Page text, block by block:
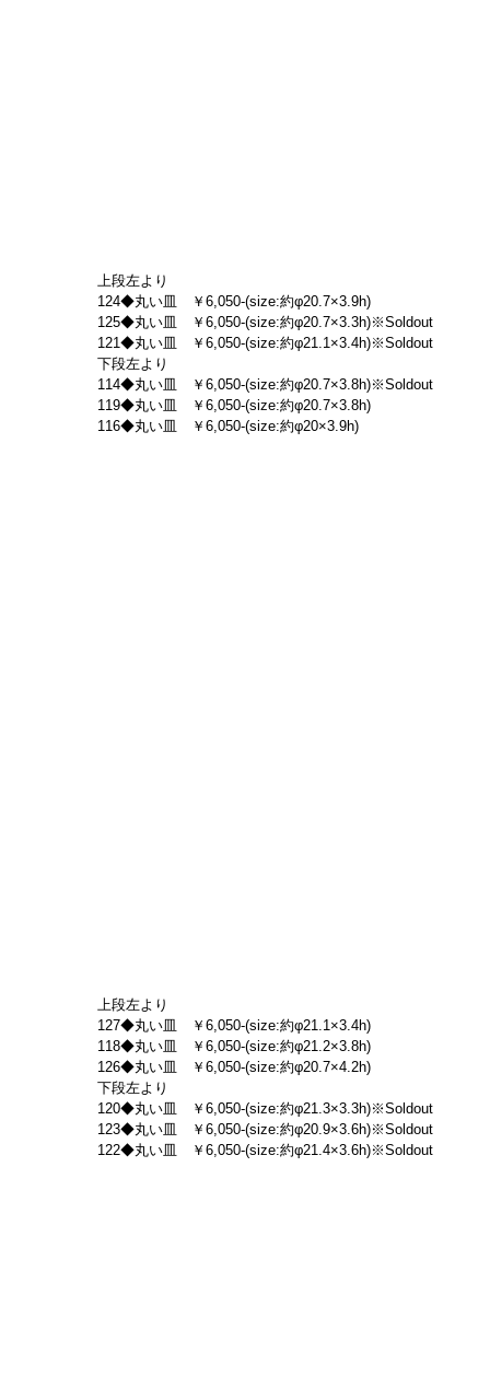
上段左より
124◆丸い皿　￥6,050-(size:約φ20.7×3.9h)
125◆丸い皿　￥6,050-(size:約φ20.7×3.3h)※Soldout
121◆丸い皿　￥6,050-(size:約φ21.1×3.4h)※Soldout
下段左より
114◆丸い皿　￥6,050-(size:約φ20.7×3.8h)※Soldout
119◆丸い皿　￥6,050-(size:約φ20.7×3.8h)
116◆丸い皿　￥6,050-(size:約φ20×3.9h)
上段左より
127◆丸い皿　￥6,050-(size:約φ21.1×3.4h)
118◆丸い皿　￥6,050-(size:約φ21.2×3.8h)
126◆丸い皿　￥6,050-(size:約φ20.7×4.2h)
下段左より
120◆丸い皿　￥6,050-(size:約φ21.3×3.3h)※Soldout
123◆丸い皿　￥6,050-(size:約φ20.9×3.6h)※Soldout
122◆丸い皿　￥6,050-(size:約φ21.4×3.6h)※Soldout